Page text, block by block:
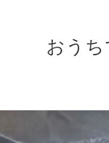
おうち